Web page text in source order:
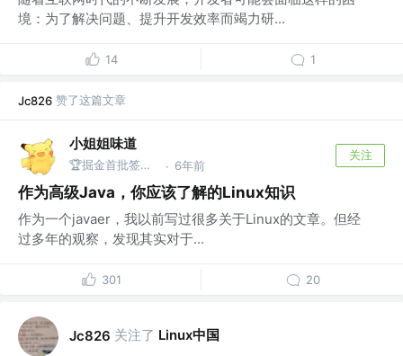
境：为了解决问题、提升开发效率而竭力研...
14 1
Jc826 赞了这篇文章
小姐姐味道
🏆掘金首批签约作者 @公众号：xjjdog · 6年前
关注
作为高级Java，你应该了解的Linux知识
作为一个javaer，我以前写过很多关于Linux的文章。但经
过多年的观察，发现其实对于...
301 20
Jc826 关注了 Linux中国